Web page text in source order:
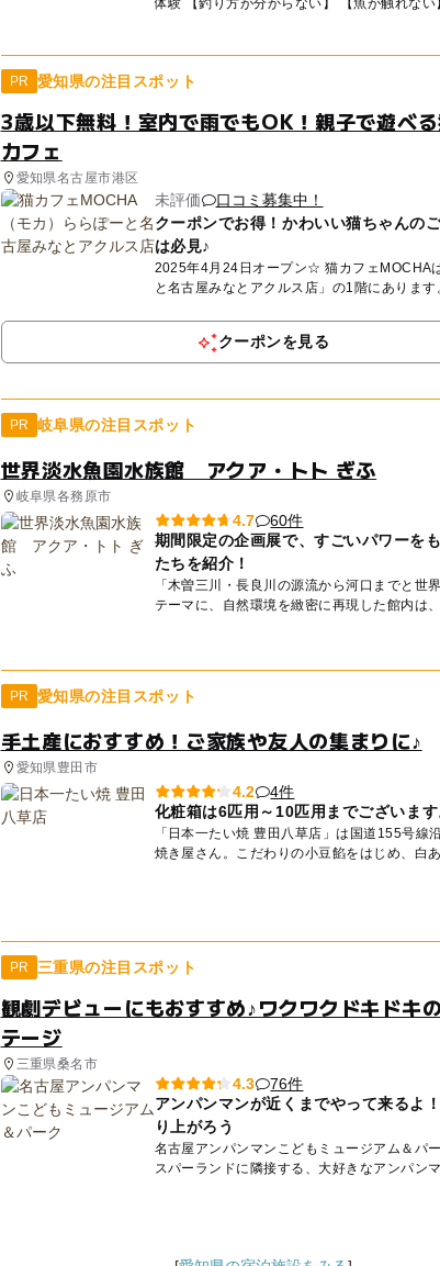
体験 【釣り方が分からない】 【魚が触れない】 【エサがつ
PR 愛知県の注目スポット
3歳以下無料！室内で雨でもOK！親子で遊べ
カフェ
愛知県名古屋市港区
未評価
口コミ募集中！
クーポンでお得！かわいい猫ちゃんの
は必見♪
2025年4月24日オープン☆ 猫カフェMOCHA
と名古屋みなとアクルス店」の1階にあります
クーポンを見る
PR 岐阜県の注目スポット
世界淡水魚園水族館 アクア・トト ぎふ
岐阜県各務原市
4.7
60件
期間限定の企画展で、すごいパワーを
たちを紹介！
「木曽三川・長良川の源流から河口までと世
テーマに、自然環境を緻密に再現した館内は
PR 愛知県の注目スポット
手土産におすすめ！ご家族や友人の集まりに♪
愛知県豊田市
4.2
4件
化粧箱は6匹用～10匹用までございます
「日本一たい焼 豊田八草店」は国道155号線
焼き屋さん。こだわりの小豆餡をはじめ、白
PR 三重県の注目スポット
観劇デビューにもおすすめ♪ワクワクドキドキ
テージ
三重県桑名市
4.3
76件
アンパンマンが近くまでやって来るよ
り上がろう
名古屋アンパンマンこどもミュージアム＆パ
スパーランドに隣接する、大好きなアンパン